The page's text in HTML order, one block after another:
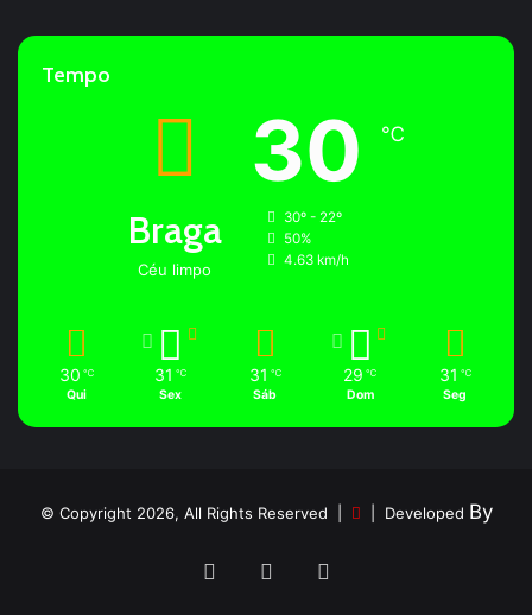
Tempo
Braga
Céu limpo
30 ℃
30º - 22º
50%
4.63 km/h
30 ℃
Qui
31 ℃
Sex
31 ℃
Sáb
29 ℃
Dom
31 ℃
Seg
© Copyright 2026, All Rights Reserved | | Developed By
FacebookYouTube